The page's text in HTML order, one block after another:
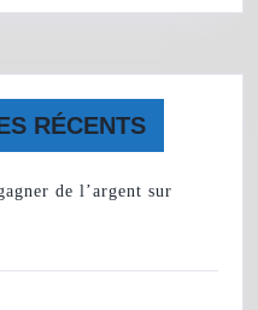
RÉCENTS
de l’argent sur